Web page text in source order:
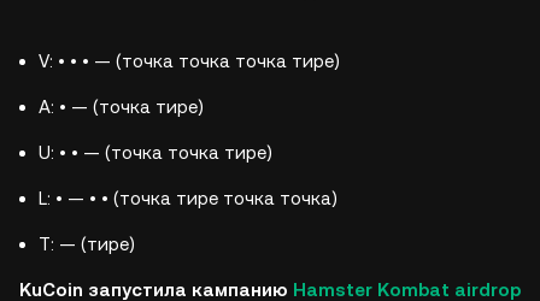
V: • • • — (точка точка точка тире)
A: • — (точка тире)
U: • • — (точка точка тире)
L: • — • • (точка тире точка точка)
T: — (тире)
KuCoin запустила кампанию Hamster Kombat airdrop